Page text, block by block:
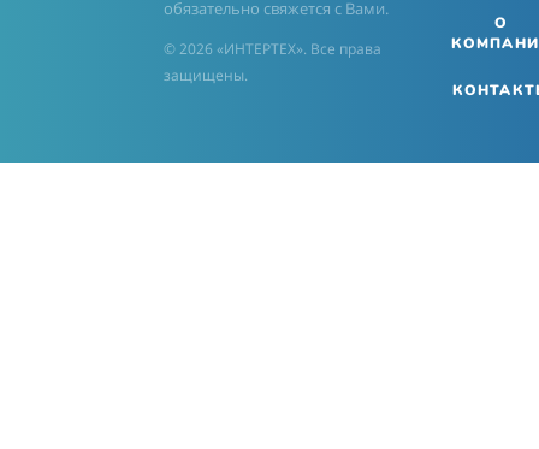
обязательно свяжется с Вами.
© 2026 «ИНТЕРТЕХ». Все права
защищены.
О